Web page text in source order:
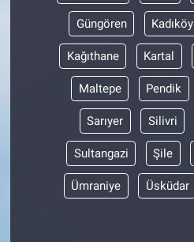
Güngören Kadıköy
Kağıthane Kartal
Maltepe Pendik
Sarıyer Silivri
Sultangazi Şile
Ümraniye Üsküdar